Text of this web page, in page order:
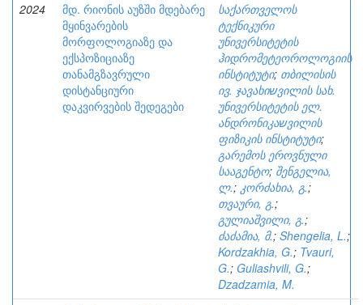
2024
მდ. რიონის აუზში მდებარე
მყინვარების
მორფოლოგიაზე და
ექსპოზიციაზე
თანამგზავრული
დისტანციური
დაკვირვების შედეგები
საქართველოს
ტექნიკური
უნივერსიტეტის
ჰიდრომეტეოროლოგიის
ინსტიტუტი; თბილისის
ივ. ჯავახიשვილის სახ.
უნივერსიტეტის ელ.
ანდრონიკაשვილის
ფიზიკის ინსტიტუტი;
გარემოს ეროვნული
სააგენტო; შენგელია,
ლ.; კორძახია, გ.;
თვაური, გ.;
გულიაშვილი, გ.;
ძაძამია, მ.; Shengelia, L.;
Kordzakhia, G.; Tvauri,
G.; Guliashvili, G.;
Dzadzamia, M.